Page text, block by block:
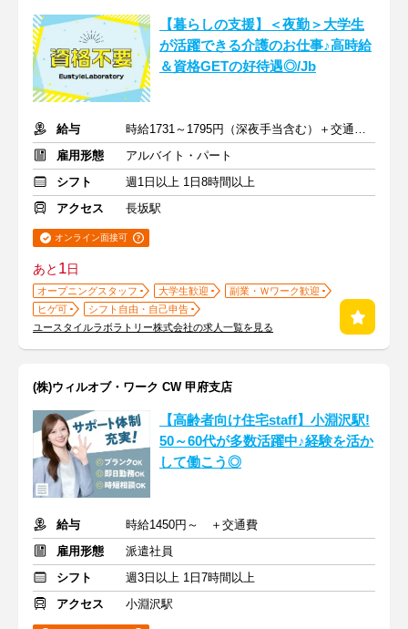
【暮らしの支援】＜夜勤＞大学生
が活躍できる介護のお仕事♪高時給
＆資格GETの好待遇◎/Jb
給与
時給1731～1795円（深夜手当含む）＋交通費支給
雇用形態
アルバイト・パート
シフト
週1日以上 1日8時間以上
アクセス
長坂駅
オンライン面接可
あと 1日
オープニングスタッフ 大学生歓迎
副業・Ｗワーク歓迎
ヒゲ可
シフト自由・自己申告
ユースタイルラボラトリー株式会社の求人一覧を見る
(株)ウィルオブ・ワーク CW 甲府支店
【高齢者向け住宅staff】小淵沢駅!
50～60代が多数活躍中♪経験を活か
して働こう◎
給与
時給1450円～ ＋交通費
雇用形態
派遣社員
シフト
週3日以上 1日7時間以上
アクセス
小淵沢駅